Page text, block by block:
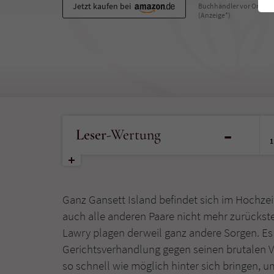
Jetzt kaufen bei
Buchhändler vor Ort
(Anzeige*)
Leser-Wertung -
1
Ganz Gansett Island befindet sich im
auch alle anderen Paare nicht mehr
Lawry plagen derweil ganz andere Sorgen.
Gerichtsverhandlung gegen seinen brutalen
so schnell wie möglich hinter sich bringen,